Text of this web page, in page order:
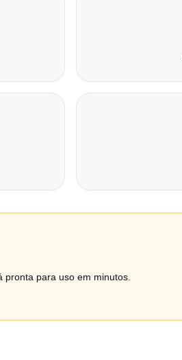
para uso em minutos.